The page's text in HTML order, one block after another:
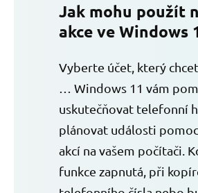
Jak mohu použít
akce ve Windows
Vyberte účet, který
… Windows 11 vám
uskutečňovat telefonní
plánovat události
akcí na vašem počítači.
funkce zapnutá, při